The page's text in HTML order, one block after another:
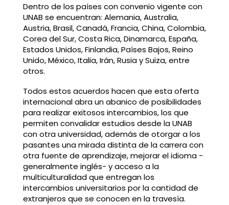
Dentro de los países con convenio vigente con
UNAB se encuentran: Alemania, Australia,
Austria, Brasil, Canadá, Francia, China, Colombia,
Corea del Sur, Costa Rica, Dinamarca, España,
Estados Unidos, Finlandia, Países Bajos, Reino
Unido, México, Italia, Irán, Rusia y Suiza, entre
otros.
Todos estos acuerdos hacen que esta oferta
internacional abra un abanico de posibilidades
para realizar exitosos intercambios, los que
permiten convalidar estudios desde la UNAB
con otra universidad, además de otorgar a los
pasantes una mirada distinta de la carrera con
otra fuente de aprendizaje, mejorar el idioma -
generalmente inglés- y acceso a la
multiculturalidad que entregan los
intercambios universitarios por la cantidad de
extranjeros que se conocen en la travesía.